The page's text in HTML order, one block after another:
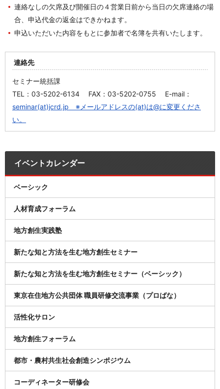
連絡なしの欠席及び開催日の４営業日前から当日の欠席連絡の場
合、申込代金の返金はできかねます。
申込いただいた内容をもとに参加者で名簿を共有いたします。
連絡先
セミナー統括課
TEL：03-5202-6134 FAX：03-5202-0755 E-mail：
seminar(at)jcrd.jp ※メールアドレスの(at)は@に変更くださ
い。
イベントカレンダー
ベーシック
人材育成フォーラム
地方創生実践塾
新たな知と方法を生む地方創生セミナー
新たな知と方法を生む地方創生セミナー（ベーシック）
東京在住地方公共団体 職員研修交流事業（プロばな）
活性化サロン
地方創生フォーラム
都市・農村共生社会創造シンポジウム
コーディネーター研修会